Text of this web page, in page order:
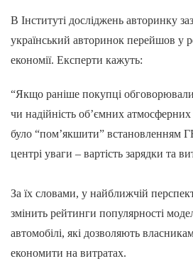
В Інституті досліджень авторинку
український авторинок перейшов у
економії. Експерти кажуть:
“Якщо раніше покупці
чи надійність об’ємних
було “пом’якшити” встановленням
центрі уваги – вартість зарядки та
За їх словами, у найближчій
змінить рейтинги популярності
автомобілі, які дозволяють
економити на витратах.